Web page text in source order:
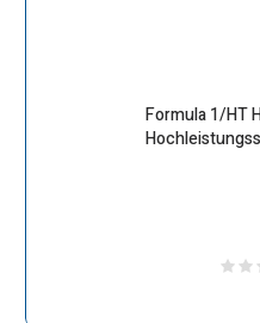
Formula 1/HT